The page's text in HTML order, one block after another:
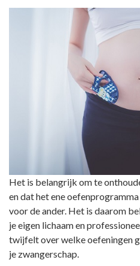
Het is belangrijk om te
en dat het ene
voor de ander. Het is daarom
je eigen lichaam en
twijfelt over welke oefeningen
je zwangerschap.